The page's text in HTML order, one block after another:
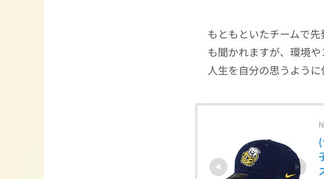
もともといたチームで
も聞かれますが、環境
人生を自分の思うよう